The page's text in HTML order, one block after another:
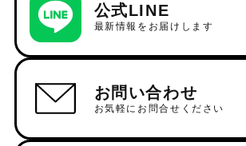
公式LINE
最新情報をお届けします
お問い合わせ
お気軽にお問合せください